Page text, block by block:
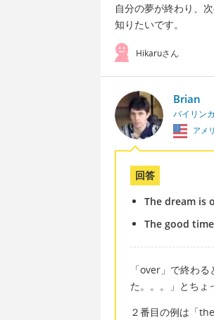
自分の夢が終わり、
知りたいです。
Hikaruさん
Brian
バイリン
アメ
回答
The dream is
The good
「over」で終わ
た。。。」とちょ
２番目の例は「